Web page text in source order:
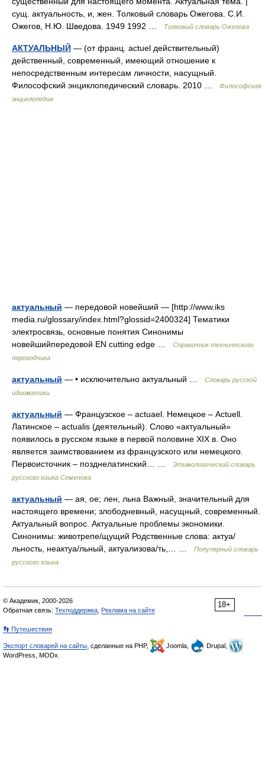
сущ. актуальность, и, жен. Толковый словарь Ожегова. С.И.
Ожегов, Н.Ю. Шведова. 1949 1992 …
Толковый словарь Ожегова
АКТУАЛЬНЫЙ — (от франц. actuel действительный)
действенный, современный, имеющий отношение к
непосредственным интересам личности, насущный.
Философский энциклопедический словарь. 2010 …
Философская
энциклопедия
актуальный — передовой новейший — [http://www.iks
media.ru/glossary/index.html?glossid=2400324] Тематики
электросвязь, основные понятия Синонимы
новейшийпередовой EN cutting edge …
Справочник технического
переводчика
актуальный — • исключительно актуальный …
Словарь русской
идиоматики
актуальный — Французское – actuael. Немецкое – Actuell.
Латинское – actualis (деятельный). Слово «актуальный»
появилось в русском языке в первой половине XIX в. Оно
является заимствованием из французского или немецкого.
Первоисточник – позднелатинский… …
Этимологический словарь
русского языка Семенова
актуальный — ая, ое; лен, льна Важный, значительный для
настоящего времени; злободневный, насущный, современный.
Актуальный вопрос. Актуальные проблемы экономики.
Синонимы: животрепе/щущий Родственные слова: актуа/
льность, неактуа/льный, актуализова/ть,… …
Популярный словарь
русского языка
18+
© Академик, 2000-2026
Обратная связь: Техподдержка Реклама на сайте
👣 Путешествия
Экспорт словарей на сайты , сделанные на PHP, Joomla,
Drupal,
WordPress, MODx.